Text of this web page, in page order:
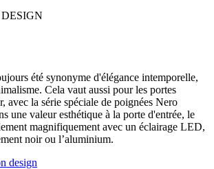
été synonyme d'élégance intemporelle,
Cela vaut aussi pour les portes
avec la série spéciale de poignées Nero
une valeur esthétique à la porte d'entrée, le
magnifiquement avec un éclairage LED,
noir ou l’aluminium.
design